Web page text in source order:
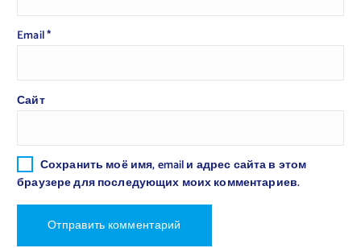
Email*
Сайт
Сохранить моё имя, email и адрес сайта в этом
браузере для последующих моих комментариев.